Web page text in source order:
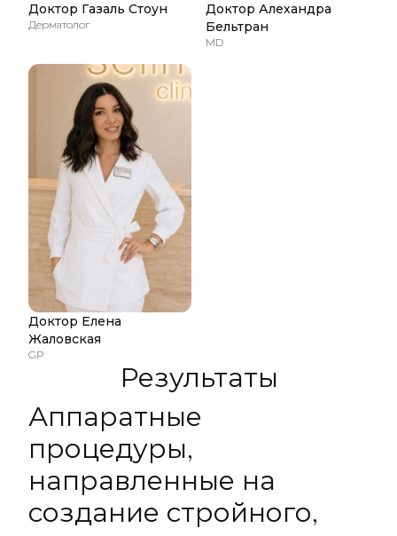
Доктор Газаль Стоун
Дерматолог
Доктор Алехандра
Бельтран
MD
Доктор Елена
Жаловская
GP
Результаты
Аппаратные
процедуры,
направленные на
создание стройного,